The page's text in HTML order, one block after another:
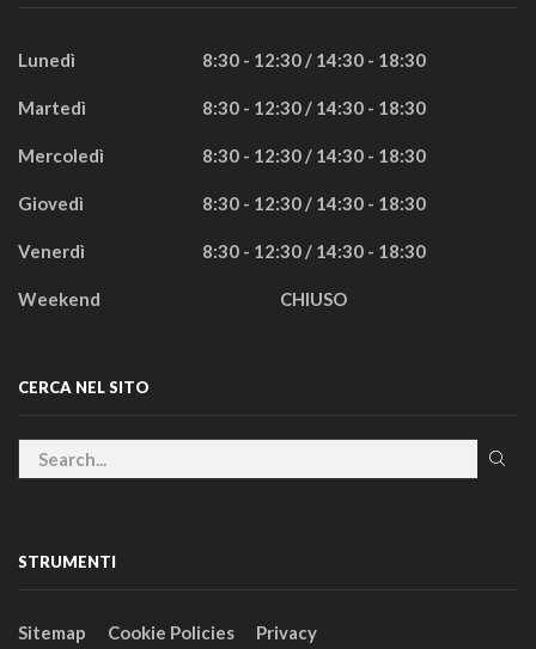
Lunedì 8:30 - 12:30 / 14:30 - 18:30
Martedì 8:30 - 12:30 / 14:30 - 18:30
Mercoledì 8:30 - 12:30 / 14:30 - 18:30
Giovedì 8:30 - 12:30 / 14:30 - 18:30
Venerdì 8:30 - 12:30 / 14:30 - 18:30
Weekend CHIUSO
CERCA NEL SITO
STRUMENTI
Sitemap Cookie Policies Privacy